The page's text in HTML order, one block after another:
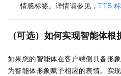
情感标签。 详情请参见，TTS
（可选）如何实现智能体
如果您的智能体在客户端侧具备形
为智能体形象赋予相应的表情。实